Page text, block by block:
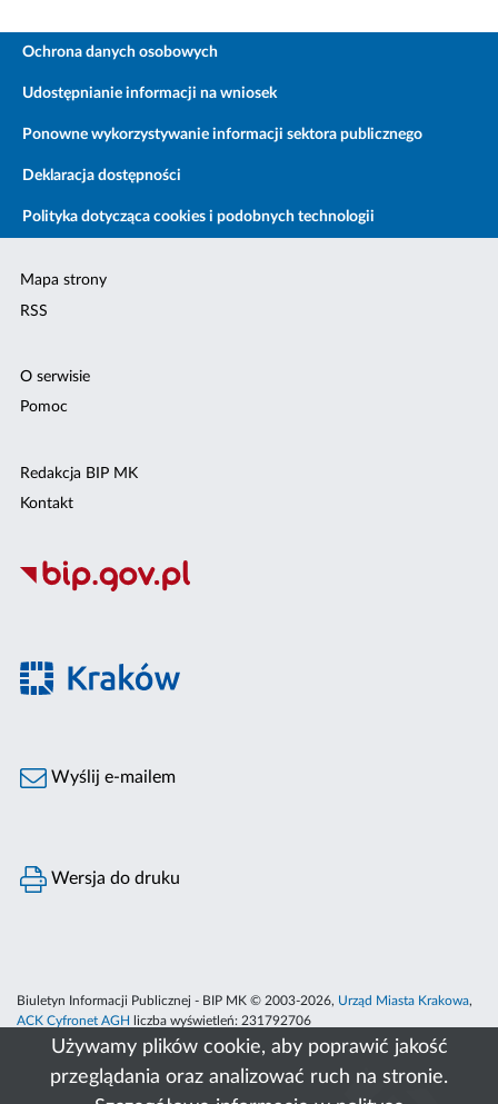
Używamy plików cookie, aby poprawić jakość
przeglądania oraz analizować ruch na stronie.
Ochrona danych osobowych
Udostępnianie informacji na wniosek
Ponowne wykorzystywanie informacji sektora publicznego
Deklaracja dostępności
Polityka dotycząca cookies i podobnych technologii
Mapa strony
RSS
O serwisie
Pomoc
Redakcja BIP MK
Kontakt
Wyślij e-mailem
Wersja do druku
Biuletyn Informacji Publicznej - BIP MK © 2003-2026, Urząd Miasta Krakowa,
ACK Cyfronet AGH
liczba wyświetleń: 231792706